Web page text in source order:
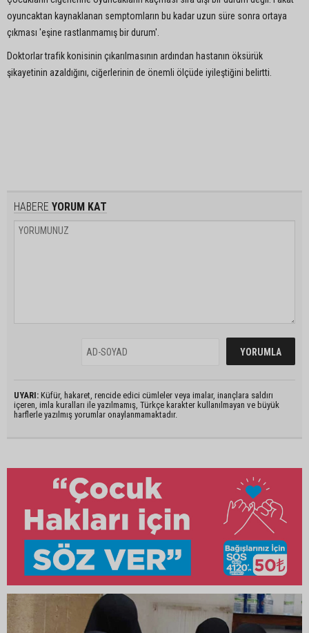
oyuncaktan kaynaklanan semptomların bu kadar uzun süre sonra ortaya
çıkması 'eşine rastlanmamış bir durum'.
Doktorlar trafik konisinin çıkarılmasının ardından hastanın öksürük
şikayetinin azaldığını, ciğerlerinin de önemli ölçüde iyileştiğini belirtti.
HABERE YORUM KAT
UYARI: Küfür, hakaret, rencide edici cümleler veya imalar, inançlara saldırı
içeren, imla kuralları ile yazılmamış, Türkçe karakter kullanılmayan ve büyük
harflerle yazılmış yorumlar onaylanmamaktadır.